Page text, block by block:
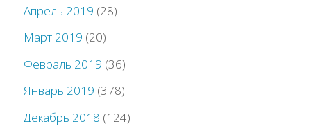
Апрель 2019 (28)
Март 2019 (20)
Февраль 2019 (36)
Январь 2019 (378)
Декабрь 2018 (124)